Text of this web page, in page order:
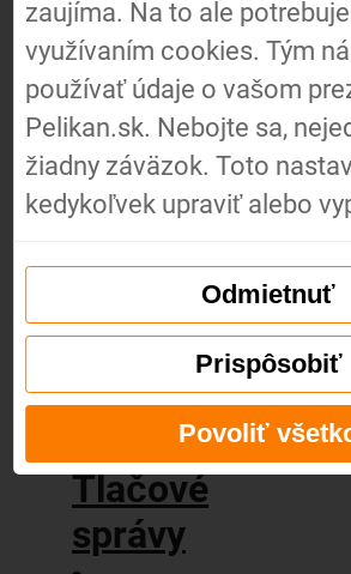
O nás
Náš
príbeh
Naše
hodnoty
Tlačové
správy
zaujíma. Na to ale
využívaním cookies. Tým
používať údaje o vašom
Pelikan.sk. Nebojte sa,
žiadny záväzok. Toto
kedykoľvek upraviť alebo
Odmietnuť
Prispôsobiť
Povoliť